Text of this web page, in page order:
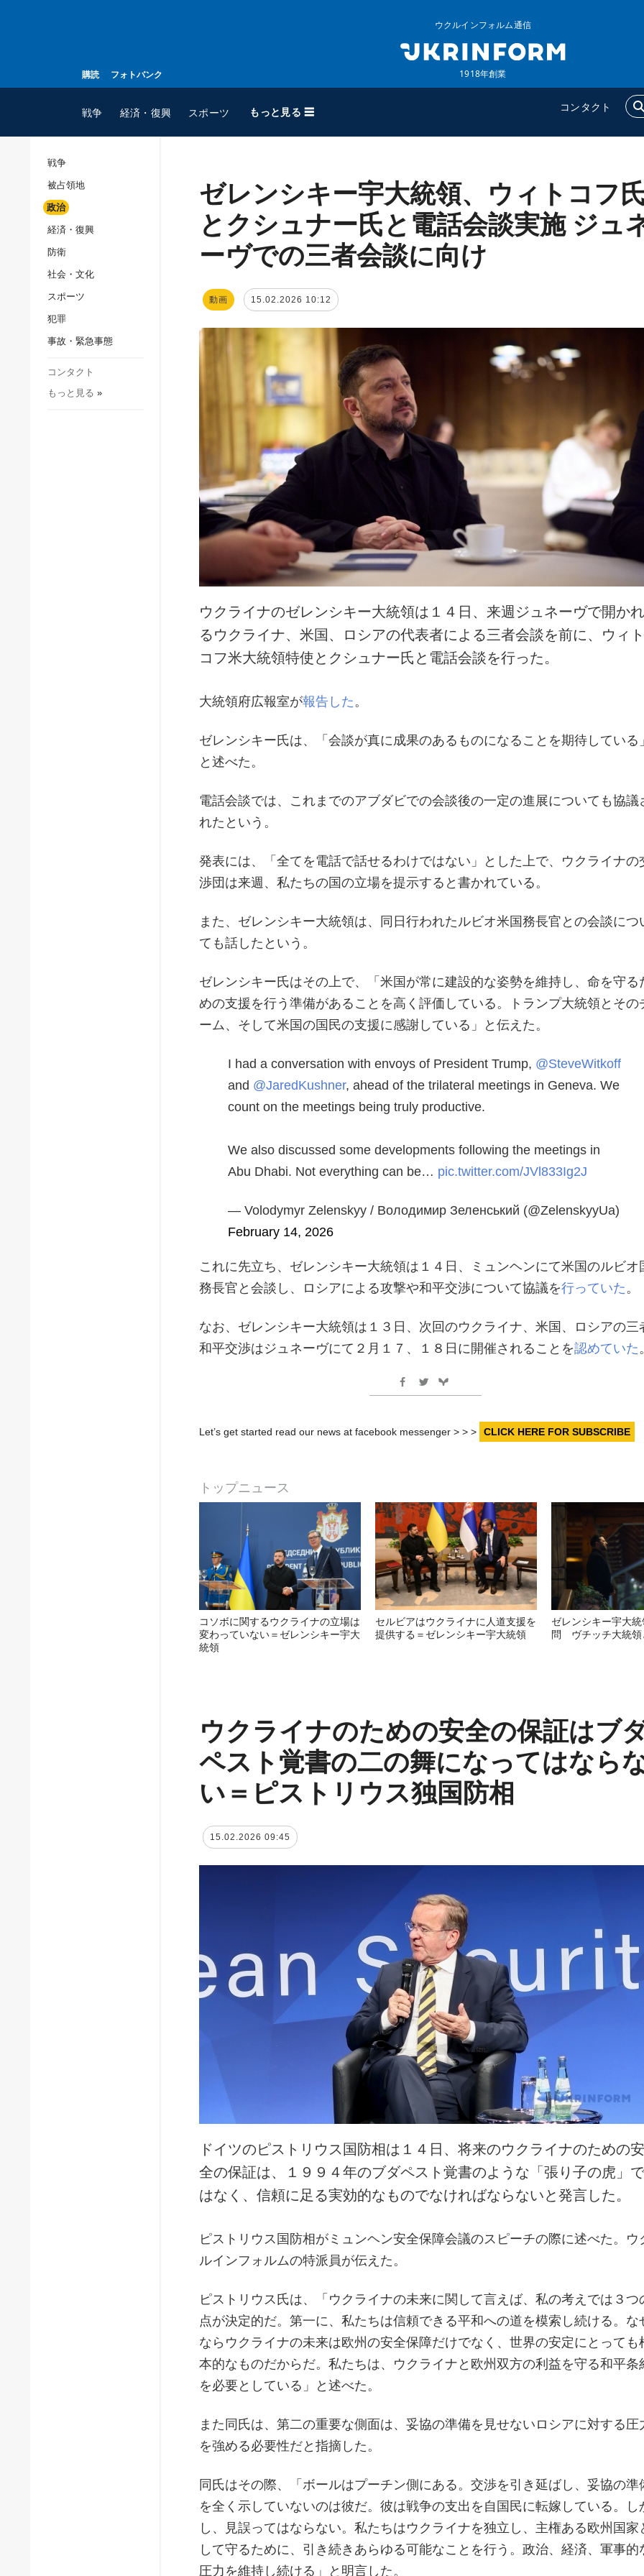
購読 フォトバンク
ウクルインフォルム通信
1918年創業
戦争 経済・復興 スポーツ もっと見る ☰ コンタクト
スポーツ
ウクルインフォルム
ウクルインフォルムについ
て
コンタクト
追加
特集
インタビュー
戦争
被占領地
政治
経済・復興
防衛
社会・文化
スポーツ
犯罪
事故・緊急事態
コンタクト
もっと見る »
ゼレンシキー宇大統領、ウィトコフ
とクシュナー氏と電話会談実施 ジュ
ーヴでの三者会談に向け
動画 15.02.2026 10:12
ウクライナのゼレンシキー大統領は１４日、来週ジュネーヴで開かれ
るウクライナ、米国、ロシアの代表者による三者会談を前に、ウィト
コフ米大統領特使とクシュナー氏と電話会談を行った。
大統領府広報室が報告した 。
ゼレンシキー氏は、「会談が真に成果のあるものになることを期待している
と述べた。
電話会談では、これまでのアブダビでの会談後の一定の進展についても協議
れたという。
発表には、「全てを電話で話せるわけではない」とした上で、ウクライナの
渉団は来週、私たちの国の立場を提示すると書かれている。
また、ゼレンシキー大統領は、同日行われたルビオ米国務長官との会談につ
ても話したという。
ゼレンシキー氏はその上で、「米国が常に建設的な姿勢を維持し、命を守る
めの支援を行う準備があることを高く評価している。トランプ大統領とその
ーム、そして米国の国民の支援に感謝している」と伝えた。
I had a conversation with envoys of President Trump, @SteveWitkoff
and @JaredKushner, ahead of the trilateral meetings in Geneva. We
count on the meetings being truly productive.
We also discussed some developments following the meetings in
Abu Dhabi. Not everything can be… pic.twitter.com/JVl833Ig2J
— Volodymyr Zelenskyy / Володимир Зеленський (@ZelenskyyUa)
February 14, 2026
これに先立ち、ゼレンシキー大統領は１４日、ミュンヘンにて米国のルビオ
務長官と会談し、ロシアによる攻撃や和平交渉について協議を行っていた 。
なお、ゼレンシキー大統領は１３日、次回のウクライナ、米国、ロシアの三
和平交渉はジュネーヴにて２月１７、１８日に開催されることを認めていた
Let’s get started read our news at facebook messenger > > > CLICK HERE FOR SUBSCRIBE
トップニュース
コソボに関するウクライナの立場は
変わっていない＝ゼレンシキー宇大
統領
セルビアはウクライナに人道支援を
提供する＝ゼレンシキー宇大統領
ゼレンシキー宇大
問 ヴチッチ大統領
ウクライナのための安全の保証はブ
ペスト覚書の二の舞になってはなら
い＝ピストリウス独国防相
15.02.2026 09:45
ドイツのピストリウス国防相は１４日、将来のウクライナのための安
全の保証は、１９９４年のブダペスト覚書のような「張り子の虎」で
はなく、信頼に足る実効的なものでなければならないと発言した。
ピストリウス国防相がミュンヘン安全保障会議のスピーチの際に述べた。ウ
ルインフォルムの特派員が伝えた。
ピストリウス氏は、「ウクライナの未来に関して言えば、私の考えでは３つ
点が決定的だ。第一に、私たちは信頼できる平和への道を模索し続ける。な
ならウクライナの未来は欧州の安全保障だけでなく、世界の安定にとっても
本的なものだからだ。私たちは、ウクライナと欧州双方の利益を守る和平条
を必要としている」と述べた。
また同氏は、第二の重要な側面は、妥協の準備を見せないロシアに対する圧
を強める必要性だと指摘した。
同氏はその際、「ボールはプーチン側にある。交渉を引き延ばし、妥協の準
を全く示していないのは彼だ。彼は戦争の支出を自国民に転嫁している。し
し、見誤ってはならない。私たちはウクライナを独立し、主権ある欧州国家
して守るために、引き続きあらゆる可能なことを行う。政治、経済、軍事的
圧力を維持し続ける」と明言した。